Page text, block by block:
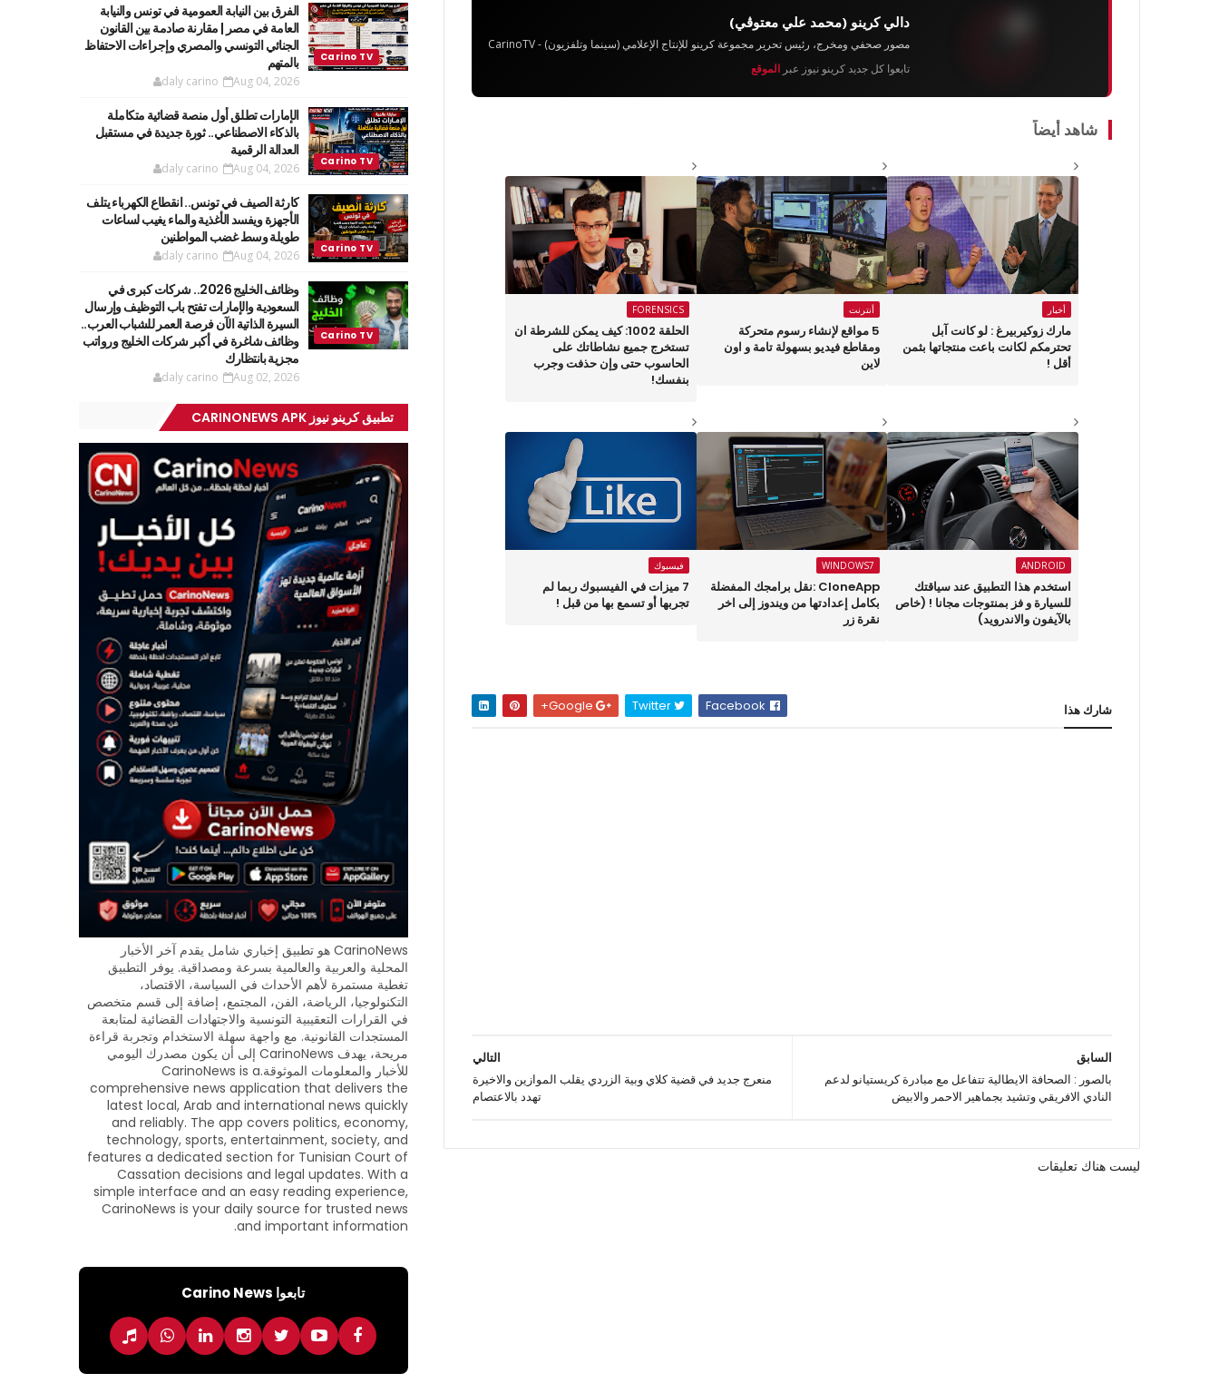
دالي كرينو (محمد علي معتوڨي)
مصور صحفي ومخرج، رئيس تحرير مجموعة كرينو للإنتاج الإعلامي (سينما وتلفزيون) - CarinoTV
تابعوا كل جديد كرينو نيوز عبرالموقع
شاهد أيضاً
أخبار
مارك زوكيربيرغ : لو كانت آبل
تحترمكم لكانت باعت منتجاتها بثمن
أقل !
أنترنت
5 مواقع لإنشاء رسوم متحركة
ومقاطع فيديو بسهولة تامة و اون
لاين
FORENSICS
الحلقة 1002: كيف يمكن للشرطة ان
تستخرج جميع نشاطاتك على
الحاسوب حتى وإن حذفت وجرب
بنفسك!
ANDROID
استخدم هذا التطبيق عند سياقتك
للسيارة و فز بمنتوجات مجانا ! (خاص
بالآيفون والاندرويد)
WINDOWS7
CloneApp :نقل برامجك المفضلة
بكامل إعدادتها من ويندوز إلى اخر
نقرة زر
فيسبوك
7 ميزات في الفيسبوك ربما لم
تجربها أو تسمع بها من قبل !
شارك هذا Twitter
التالي
منعرج جديد في قضية كلاي وبية الزردي يقلب الموازين والاخيرة
تهدد بالاعتصام
السابق
بالصور : الصحافة الايطالية تتفاعل مع مبادرة كريستيانو لدعم
النادي الافريقي وتشيد بجماهير الاحمر والابيض
ليست هناك تعليقات
الفرق بين النيابة العمومية في تونس والنيابة
العامة في مصر | مقارنة صادمة بين القانون
الجنائي التونسي والمصري وإجراءات الاحتفاظ
بالمتهم
daly carino Aug 04, 2026
الإمارات تطلق أول منصة قضائية متكاملة
بالذكاء الاصطناعي.. ثورة جديدة في مستقبل
العدالة الرقمية
daly carino Aug 04, 2026
كارثة الصيف في تونس.. انقطاع الكهرباء يتلف
الأجهزة ويفسد الأغذية والماء يغيب لساعات
طويلة وسط غضب المواطنين
daly carino Aug 04, 2026
وظائف الخليج 2026.. شركات كبرى في
السعودية والإمارات تفتح باب التوظيف وإرسال
السيرة الذاتية الآن فرصة العمر للشباب العرب..
وظائف شاغرة في أكبر شركات الخليج ورواتب
مجزية بانتظارك
daly carino Aug 02, 2026
تطبيق كرينو نيوز CARINONEWS APK
CarinoNews هو تطبيق إخباري شامل يقدم آخر الأخبار
المحلية والعربية والعالمية بسرعة ومصداقية. يوفر التطبيق
تغطية مستمرة لأهم الأحداث في السياسة، الاقتصاد،
التكنولوجيا، الرياضة، الفن، المجتمع، إضافة إلى قسم متخصص
في القرارات التعقيبية التونسية والاجتهادات القضائية لمتابعة
المستجدات القانونية. مع واجهة سهلة الاستخدام وتجربة قراءة
مريحة، يهدف CarinoNews إلى أن يكون مصدرك اليومي
للأخبار والمعلومات الموثوقة.CarinoNews is a
comprehensive news application that delivers the
latest local, Arab and international news quickly
and reliably. The app covers politics, economy,
technology, sports, entertainment, society, and
features a dedicated section for Tunisian Court of
Cassation decisions and legal updates. With a
simple interface and an easy reading experience,
CarinoNews is your daily source for trusted news
and important information.
تابعوا Carino News